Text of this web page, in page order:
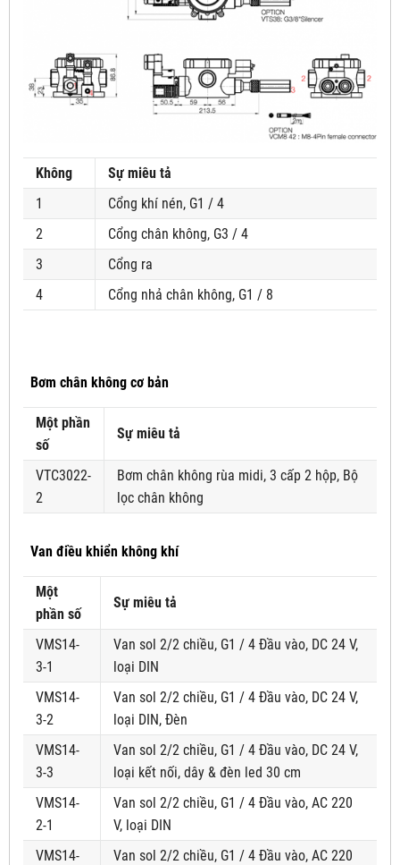
Không
Sự miêu tả
1
Cổng khí nén, G1 / 4
2
Cổng chân không, G3 / 4
3
Cổng ra
4
Cổng nhả chân không, G1 / 8
Bơm chân không cơ bản
Một phần
số
Sự miêu tả
VTC3022-
2
Bơm chân không rùa midi, 3 cấp 2 hộp, Bộ
lọc chân không
Van điều khiển không khí
Một
phần số
Sự miêu tả
VMS14-
3-1
Van sol 2/2 chiều, G1 / 4 Đầu vào, DC 24 V,
loại DIN
VMS14-
3-2
Van sol 2/2 chiều, G1 / 4 Đầu vào, DC 24 V,
loại DIN, Đèn
VMS14-
3-3
Van sol 2/2 chiều, G1 / 4 Đầu vào, DC 24 V,
loại kết nối, dây & đèn led 30 cm
VMS14-
2-1
Van sol 2/2 chiều, G1 / 4 Đầu vào, AC 220
V, loại DIN
VMS14-
Van sol 2/2 chiều, G1 / 4 Đầu vào, AC 220